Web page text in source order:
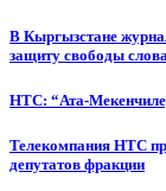
В Кыргызстане
защиту свободы
НТС: “Ата-
Телекомпания НТС
депутатов фракции